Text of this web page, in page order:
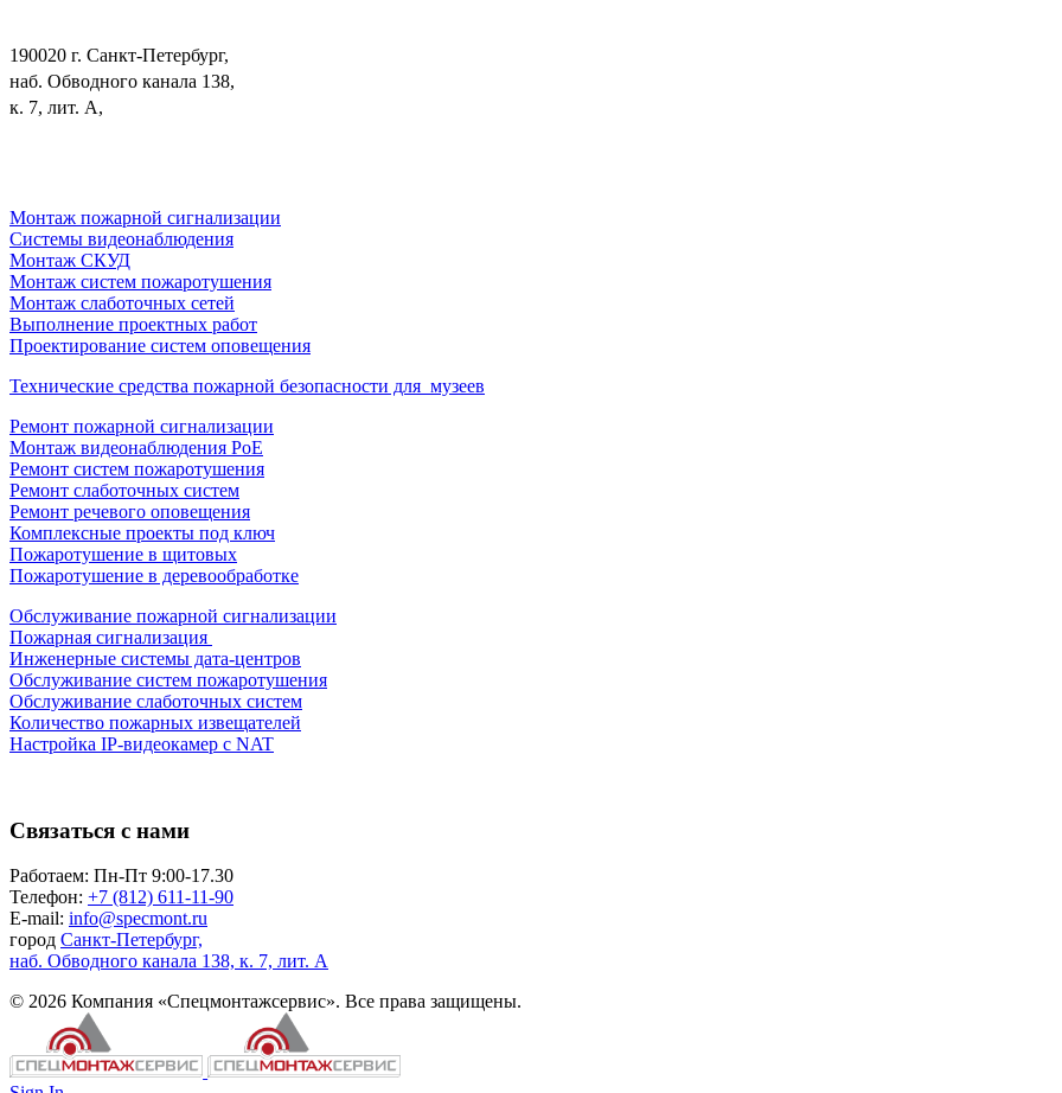
190020 г. Санкт-Петербург,
наб. Обводного канала 138,
к. 7, лит. А,
Монтаж пожарной сигнализации
Системы видеонаблюдения
Монтаж СКУД
Монтаж систем пожаротушения
Монтаж слаботочных сетей
Выполнение проектных работ
Проектирование систем оповещения
Технические средства пожарной безопасности для музеев
Ремонт пожарной сигнализации
Монтаж видеонаблюдения PoE
Ремонт систем пожаротушения
Ремонт слаботочных систем
Ремонт речевого оповещения
Комплексные проекты под ключ
Пожаротушение в щитовых
Пожаротушение в деревообработке
Обслуживание пожарной сигнализации
Пожарная сигнализация
Инженерные системы дата-центров
Обслуживание систем пожаротушения
Обслуживание слаботочных систем
Количество пожарных извещателей
Настройка IP-видеокамер с NAT
Связаться с нами
Работаем: Пн-Пт 9:00-17.30
Телефон: +7 (812) 611-11-90
E-mail: info@specmont.ru
город Санкт-Петербург,
наб. Обводного канала 138, к. 7, лит. А
© 2026 Компания «Спецмонтажсервис». Все права защищены.